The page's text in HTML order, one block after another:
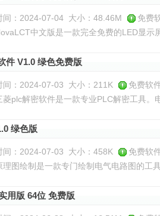
间：2024-07-04 大小：48.46M 免费
中文版是一款完全免费的LED显示
件 V1.0 绿色免费版
间：2024-07-03 大小：211K 免费软
解密软件是一款专业PLC解密工具。
绿色版
间：2024-07-03 大小：458K 免费软
绘制是一款专门绘制电气电路图的工具
用版 64位 免费版